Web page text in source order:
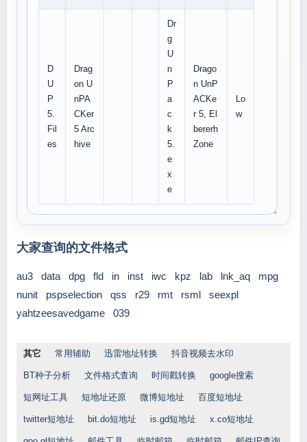
D
U
P
5.
Fil
es
Drag
on U
nPA
CKer
5 Arc
hive
Dr
g
U
n
P
a
c
k
5.
e
x
e
Drago
n UnP
ACKe
r 5, El
bererh
Zone
Lo
w
大家查询的文件格式
au3 data dpg fld in inst iwc kpz lab lnk_aq
mpg
nunit
pspselection qss r29 rmt rsml
seexpl
yahtzeesavedgame
039
其它 常用辅助 迅雷地址转换 抖音视频去水印
BT种子分析 文件格式查询 时间戳转换 google搜索
短网址工具 短地址还原 微博短地址 百度短地址
twitter短地址 bit.do短地址 is.gd短地址 x.co短地址